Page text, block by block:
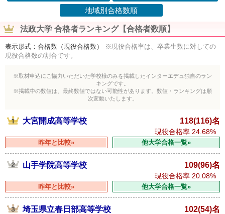
地域別合格数順
法政大学 合格者ランキング【合格者数順】
表示形式：合格数（現役合格数）
※現役合格率は、卒業生数に対しての
現役合格数の割合です。
※取材申込にご協力いただいた学校様のみを掲載したインターエデュ独自のラン
キングです。
※掲載中の数値は、最終数値ではない可能性があります。数値・ランキングは順
次変動いたします。
大宮開成高等学校 118(116)名
現役合格率 24.68%
昨年と比較» 他大学合格一覧»
山手学院高等学校 109(96)名
現役合格率 20.08%
昨年と比較» 他大学合格一覧»
埼玉県立春日部高等学校 102(54)名